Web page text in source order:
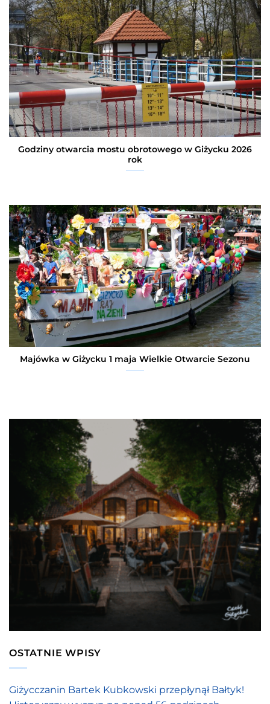
Godziny otwarcia mostu obrotowego w Giżycku 2026
rok
Majówka w Giżycku 1 maja Wielkie Otwarcie Sezonu
OSTATNIE WPISY
Giżycczanin Bartek Kubkowski przepłynął Bałtyk!